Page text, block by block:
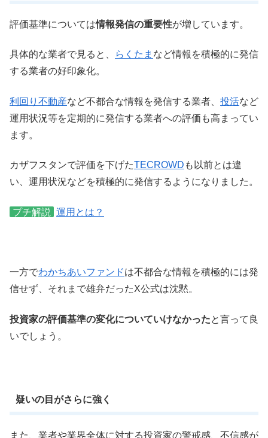
評価基準については情報発信の重要性が増しています。
具体的な業者で見ると、 らくたま など情報を積極的に発信
する業者の好印象化。
利回り不動産など不都合な情報を発信する業者、 投活など
運用状況等を定期的に発信する業者への評価も高まってい
ます。
カザフスタンで評価を下げたTECROWD も以前とは違
い、運用状況などを積極的に発信するようになりました。
プチ解説 運用とは？
一方でわかちあいファンドは不都合な情報を積極的には発
信せず、それまで雄弁だったX公式は沈黙。
投資家の評価基準の変化についていけなかったと言って良
いでしょう。
疑いの目がさらに強く
また、業者や業界全体に対する投資家の警戒感、不信感が